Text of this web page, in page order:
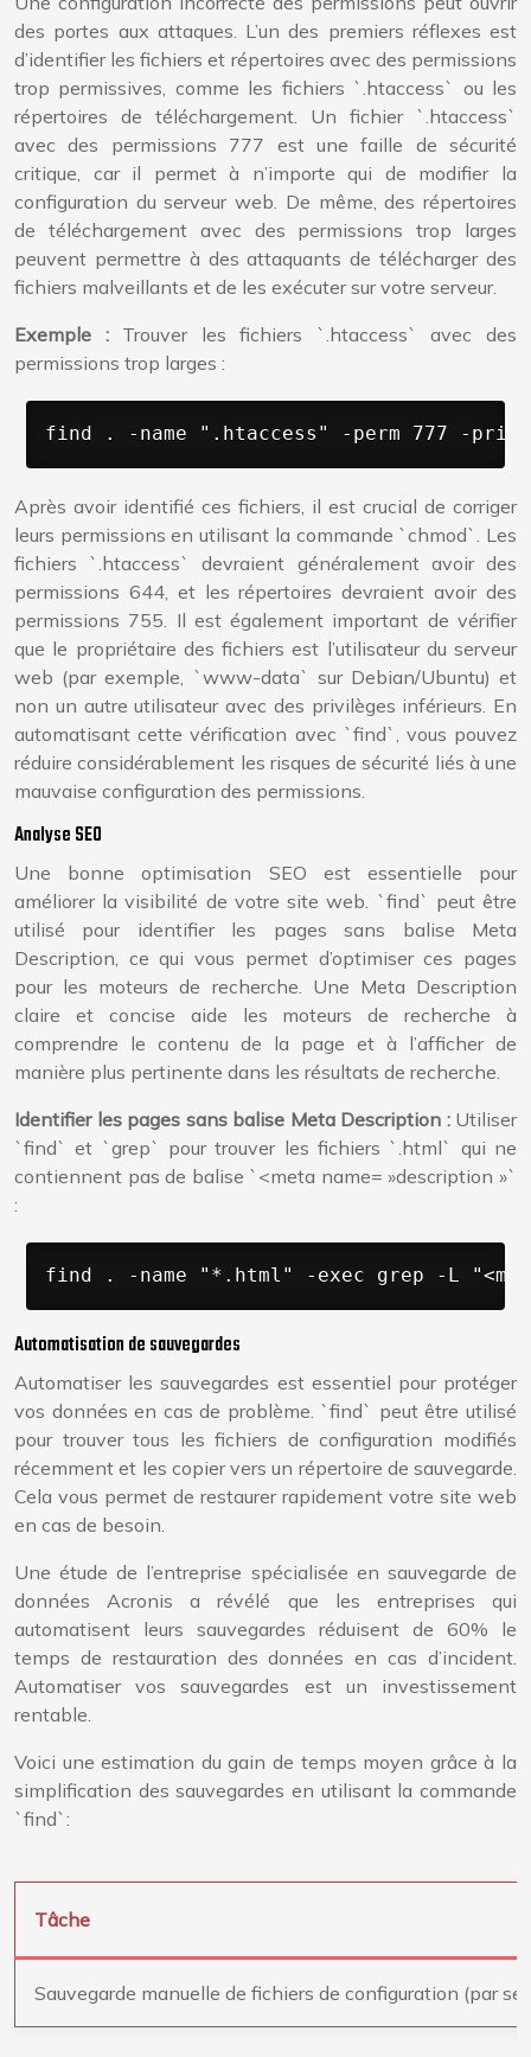
des portes aux attaques. L’un des premiers réflexes est
d’identifier les fichiers et répertoires avec des permissions
trop permissives, comme les fichiers `.htaccess` ou les
répertoires de téléchargement. Un fichier `.htaccess`
avec des permissions 777 est une faille de sécurité
critique, car il permet à n’importe qui de modifier la
configuration du serveur web. De même, des répertoires
de téléchargement avec des permissions trop larges
peuvent permettre à des attaquants de télécharger des
fichiers malveillants et de les exécuter sur votre serveur.
Exemple : Trouver les fichiers `.htaccess` avec des
permissions trop larges :
find . -name ".htaccess" -perm 777 -print
Après avoir identifié ces fichiers, il est crucial de corriger
leurs permissions en utilisant la commande `chmod`. Les
fichiers `.htaccess` devraient généralement avoir des
permissions 644, et les répertoires devraient avoir des
permissions 755. Il est également important de vérifier
que le propriétaire des fichiers est l’utilisateur du serveur
web (par exemple, `www-data` sur Debian/Ubuntu) et
non un autre utilisateur avec des privilèges inférieurs. En
automatisant cette vérification avec `find`, vous pouvez
réduire considérablement les risques de sécurité liés à une
mauvaise configuration des permissions.
Analyse SEO
Une bonne optimisation SEO est essentielle pour
améliorer la visibilité de votre site web. `find` peut être
utilisé pour identifier les pages sans balise Meta
Description, ce qui vous permet d’optimiser ces pages
pour les moteurs de recherche. Une Meta Description
claire et concise aide les moteurs de recherche à
comprendre le contenu de la page et à l’afficher de
manière plus pertinente dans les résultats de recherche.
Identifier les pages sans balise Meta Description : Utiliser
`find` et `grep` pour trouver les fichiers `.html` qui ne
contiennent pas de balise `<meta name= »description »`
:
find . -name "*.html" -exec grep -L
Automatisation de sauvegardes
Automatiser les sauvegardes est essentiel pour protéger
vos données en cas de problème. `find` peut être utilisé
pour trouver tous les fichiers de configuration modifiés
récemment et les copier vers un répertoire de sauvegarde.
Cela vous permet de restaurer rapidement votre site web
en cas de besoin.
Une étude de l’entreprise spécialisée en sauvegarde de
données Acronis a révélé que les entreprises qui
automatisent leurs sauvegardes réduisent de 60% le
temps de restauration des données en cas d’incident.
Automatiser vos sauvegardes est un investissement
rentable.
Voici une estimation du gain de temps moyen grâce à la
simplification des sauvegardes en utilisant la commande
`find`:
Tâche
Sauvegarde manuelle de fichiers de configuration (par